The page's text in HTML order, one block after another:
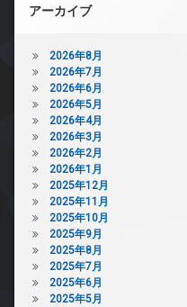
アーカイブ
2026年8月
2026年7月
2026年6月
2026年5月
2026年4月
2026年3月
2026年2月
2026年1月
2025年12月
2025年11月
2025年10月
2025年9月
2025年8月
2025年7月
2025年6月
2025年5月